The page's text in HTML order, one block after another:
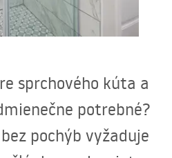
sprchového kúta a
potrebné?
pochýb vyžaduje